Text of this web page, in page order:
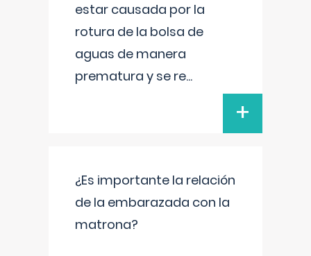
estar causada por la
rotura de la bolsa de
aguas de manera
prematura y se re...
+
¿Es importante la relación
de la embarazada con la
matrona?